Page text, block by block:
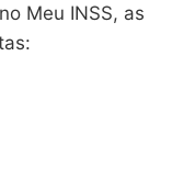
Meu INSS, as